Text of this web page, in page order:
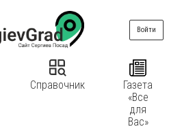
Справочник
Газета
«Все
для
Вас»
Войти